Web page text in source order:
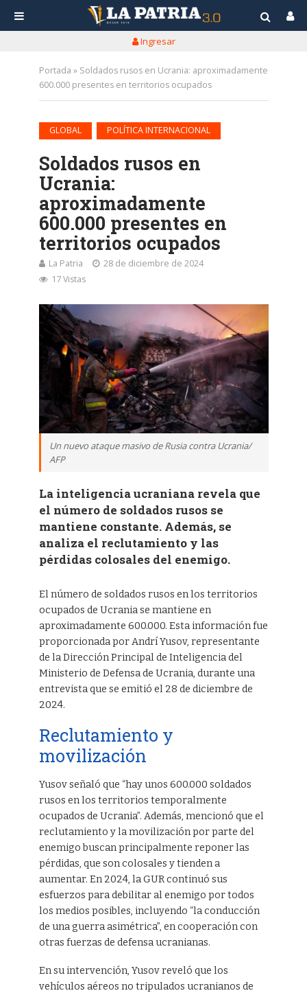
Ingresar
Portada » Soldados rusos en Ucrania: aproximadamente
600.000 presentes en territorios ocupados
GLOBAL POLÍTICA INTERNACIONAL
Soldados rusos en
Ucrania:
aproximadamente
600.000 presentes en
territorios ocupados
La Patria
28 de diciembre de 2024
17 Vistas
Un nuevo ataque masivo de Rusia contra Ucrania/
AFP
La inteligencia ucraniana revela que
el número de soldados rusos se
mantiene constante. Además, se
analiza el reclutamiento y las
pérdidas colosales del enemigo.
El número de soldados rusos en los territorios
ocupados de Ucrania se mantiene en
aproximadamente 600.000. Esta información fue
proporcionada por Andrí Yusov, representante
de la Dirección Principal de Inteligencia del
Ministerio de Defensa de Ucrania, durante una
entrevista que se emitió el 28 de diciembre de
2024.
Reclutamiento y
movilización
Yusov señaló que “hay unos 600.000 soldados
rusos en los territorios temporalmente
ocupados de Ucrania”. Además, mencionó que el
reclutamiento y la movilización por parte del
enemigo buscan principalmente reponer las
pérdidas, que son colosales y tienden a
aumentar. En 2024, la GUR continuó sus
esfuerzos para debilitar al enemigo por todos
los medios posibles, incluyendo “la conducción
de una guerra asimétrica”, en cooperación con
otras fuerzas de defensa ucranianas.
En su intervención, Yusov reveló que los
vehículos aéreos no tripulados ucranianos de